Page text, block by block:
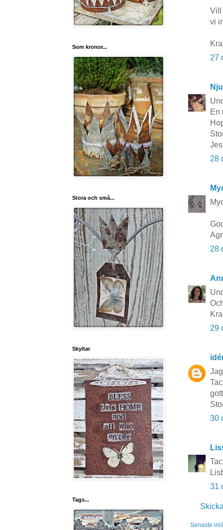
Vill
vi
27
En
28
28
29
30
31
Senaste
Som kronor...
Stora och små...
Skyltar
Tags...